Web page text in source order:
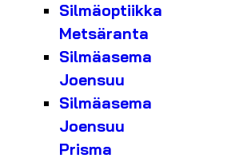
Silmäoptiikka
Metsäranta
Silmäasema
Joensuu
Silmäasema
Joensuu
Prisma